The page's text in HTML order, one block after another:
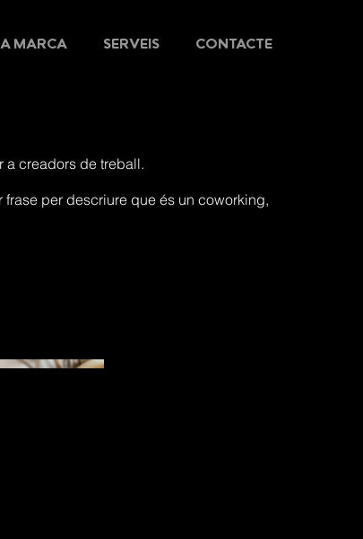
MARCA SERVEIS CONTACTE
a creadors de treball.
frase per descriure que és un coworking,